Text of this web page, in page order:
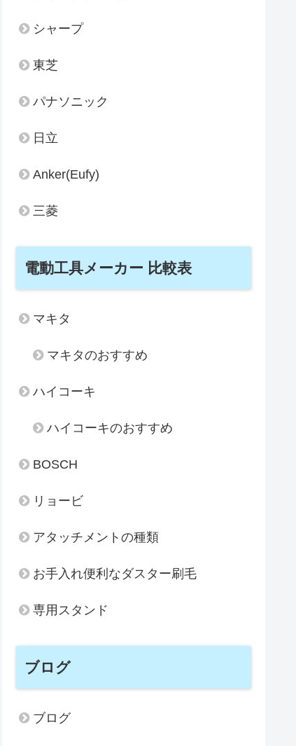
Dyson Micro 1.5kg
シャープ
東芝
パナソニック
日立
Anker(Eufy)
三菱
電動工具メーカー 比較表
マキタ
マキタのおすすめ
ハイコーキ
ハイコーキのおすすめ
BOSCH
リョービ
アタッチメントの種類
お手入れ便利なダスター刷毛
専用スタンド
ブログ
ブログ